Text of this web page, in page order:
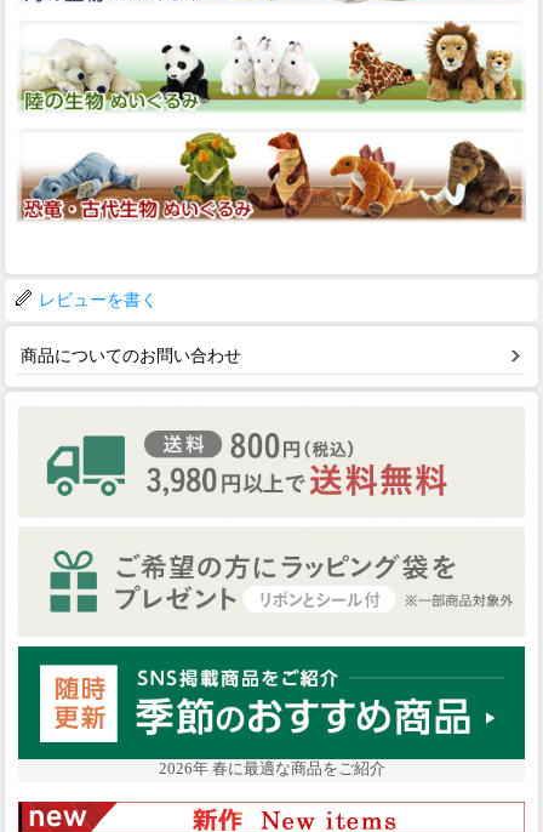
レビューを書く
商品についてのお問い合わせ